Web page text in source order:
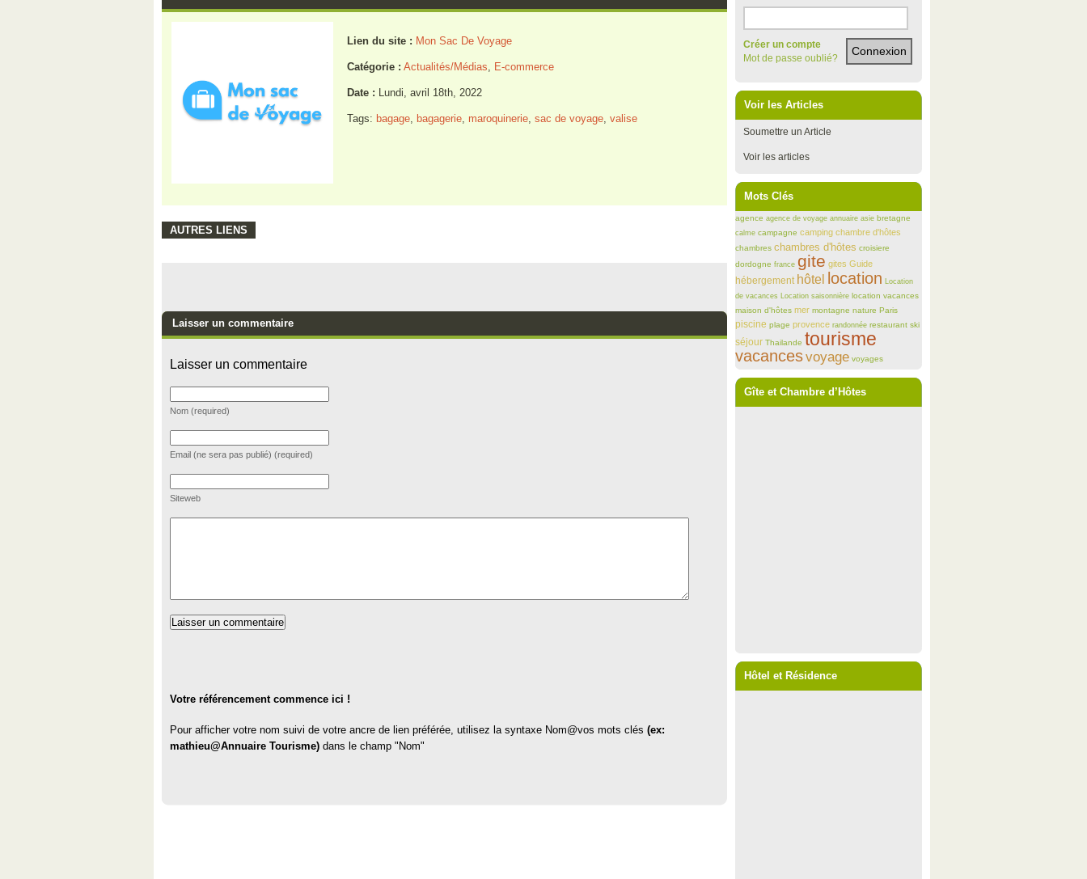
Lien du site : Mon Sac De Voyage
Catégorie : Actualités/Médias, E-commerce
Date : Lundi, avril 18th, 2022
Tags: bagage, bagagerie, maroquinerie, sac de voyage, valise
AUTRES LIENS
Laisser un commentaire
Laisser un commentaire
Nom (required)
Email (ne sera pas publié) (required)
Siteweb
Votre référencement commence ici !
Pour afficher votre nom suivi de votre ancre de lien préférée, utilisez la syntaxe Nom@vos mots clés (ex:
mathieu@Annuaire Tourisme)dans le champ "Nom"
Créer un compte
Mot de passe oublié?
Voir les Articles
Soumettre un Article
Voir les articles
Mots Clés
agence agence de voyage annuaire asie bretagne
calme campagne camping chambre d'hôtes
chambres chambres d'hôtes croisiere
dordogne france gite gites Guide
hébergement hôtel location Location
de vacances Location saisonnière location vacances
maison d'hôtes mer montagne nature Paris
piscine plage provence randonnée restaurant ski
séjour Thailande tourisme
vacancesvoyage voyages
Gîte et Chambre d’Hôtes
Hôtel et Résidence